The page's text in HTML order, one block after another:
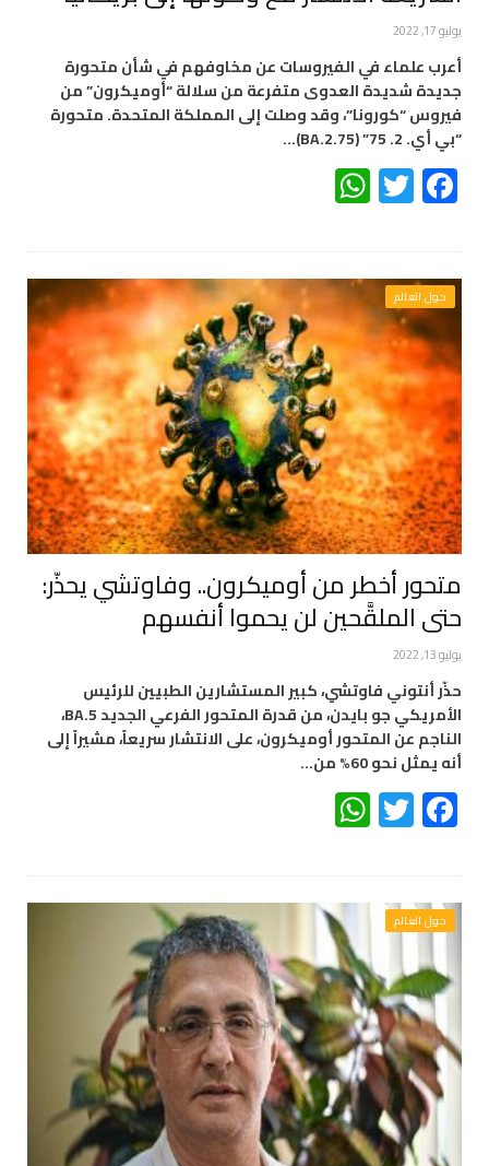
يوليو 17, 2022
أعرب علماء في الفيروسات عن مخاوفهم في شأن متحورة
جديدة شديدة العدوى متفرعة من سلالة “أوميكرون” من
فيروس “كورونا”، وقد وصلت إلى المملكة المتحدة. متحورة
“بي أي. 2. 75” (BA.2.75)…
Facebook
Twitter
حول العالم
متحور أخطر من أوميكرون.. وفاوتشي يحذّر:
حتى الملقَّحين لن يحموا أنفسهم
يوليو 13, 2022
حذّر أنتوني فاوتشي، كبير المستشارين الطبيين للرئيس
الأمريكي جو بايدن، من قدرة المتحور الفرعي الجديد BA.5،
الناجم عن المتحور أوميكرون، على الانتشار سريعاً، مشيراً إلى
أنه يمثل نحو 60% من…
Facebook
Twitter
حول العالم